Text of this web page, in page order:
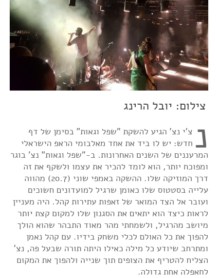
צילום: יובל הרינג
נ צ'י נצ' הגיע להשקת "שפל וגאות" בסימן של דף
חדש: יש לו ביד את אחד מאלבומי הראפ הישראלי
המרעננים של השנים האחרונות. ב-"שפל וגאות" נצ' בוגר
ומפוכח יותר, הוא לומד להכיר את עצמו ולשקף את זה
דרך המוזיקה שלו. ההשקה באמפי שוני (20.7) מהווה
עלייה בסטטוס שלו כאומן שרגיל למועדונים חשוכים
ועובר אל הצד המואר של זאפות עתירות קהל. היה מעניין
לראות כיצד הוא יתאים את הסגנון שלו למקום קצת יותר
מיושב מהרגיל, ולשמחתי מהר מאוד התבהר שהוא הולך
להפוך את כל האולם לכלי משחק בידיו. עם קהל נאמן
ומתרחב שיודע כל מילה כאילו היתה תורה שבעל פה, נצ'
הצליח להטריף את הצופים תוך שנייה ולהפוך את המקום
לחאפלה אחת גדולה.